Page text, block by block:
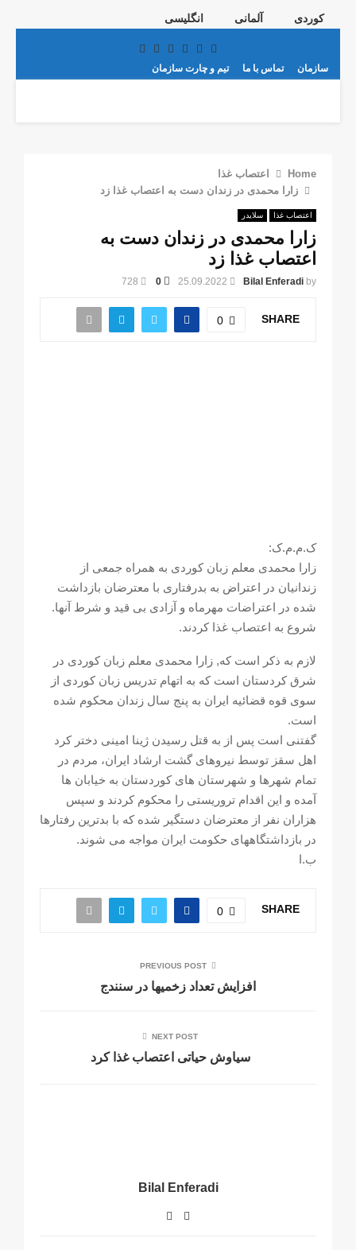
کوردی آلمانی انگلیسی
Facebook
Twitter
Instagram
Youtube
Email
سازمان تماس با ما تیم و چارت سازمان
Home
اعتصاب غذا
زارا محمدی در زندان دست به اعتصاب غذا زد
اعتصاب غذا سلایدر
زارا محمدی در زندان دست به
اعتصاب غذا زد
by
Bilal Enferadi
25.09.2022
0
728
SHARE
0
ک.م.م.ک:
زارا محمدی معلم زبان کوردی به همراه جمعی از
زندانیان در اعتراض به بدرفتاری با معترضان بازداشت
شده در اعتراضات مهرماه و آزادی بی قید و شرط آنها.
شروع به اعتصاب غذا کردند.
لازم به ذکر است که, زارا محمدی معلم زبان کوردی در
شرق کردستان است که به اتهام تدریس زبان کوردی از
سوی قوه قضائیه ایران به پنج سال زندان محکوم شده
است.
گفتنی است پس از به قتل رسیدن ژینا امینی دختر کرد
اهل سقز توسط نیروهای گشت ارشاد ایران، مردم در
تمام شهرها و شهرستان های کوردستان به خیابان ها
آمده و این اقدام تروریستی را محکوم کردند و سپس
هزاران نفر از معترضان دستگیر شده که با بدترین رفتارها
در بازداشتگاههای حکومت ایران مواجه می شوند.
ب.ا
SHARE
0
PREVIOUS POST
افزایش تعداد زخمیها در سنندج
NEXT POST
سیاوش حیاتی اعتصاب غذا کرد
Bilal Enferadi